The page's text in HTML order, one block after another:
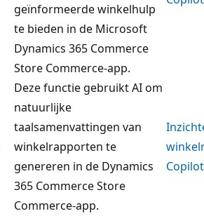
geïnformeerde winkelhulp
te bieden in de Microsoft
Dynamics 365 Commerce
Store Commerce-app.
Deze functie gebruikt AI om
natuurlijke
taalsamenvattingen van
winkelrapporten te
genereren in de Dynamics
365 Commerce Store
Commerce-app.
Copilot